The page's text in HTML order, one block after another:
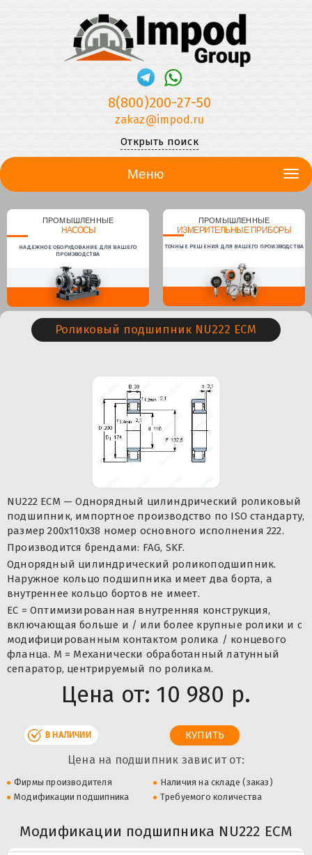
8(800)200-27-50
zakaz@impod.ru
Открыть поиск
Меню
ПРОМЫШЛЕННЫЕ
НАСОСЫ
НАДЕЖНОЕ ОБОРУДОВАНИЕ ДЛЯ ВАШЕГО
ПРОИЗВОДСТВА
ПРОМЫШЛЕННЫЕ
ИЗМЕРИТЕЛЬНЫЕ ПРИБОРЫ
ТОЧНЫЕ РЕШЕНИЯ ДЛЯ ВАШЕГО ПРОИЗВОДСТВА
Роликовый подшипник NU222 ECM
NU222 ECM — Однорядный цилиндрический роликовый
подшипник, импортное производство по ISO стандарту,
размер 200x110x38 номер основного исполнения 222.
Производится брендами: FAG, SKF.
Однорядный цилиндрический роликоподшипник.
Наружное кольцо подшипника имеет два борта, а
внутреннее кольцо бортов не имеет.
EC = Оптимизированная внутренняя конструкция,
включающая больше и / или более крупные ролики и с
модифицированным контактом ролика / концевого
фланца. M = Механически обработанный латунный
сепаратор, центрируемый по роликам.
Цена от: 10 980 р.
В НАЛИЧИИ
Цена на подшипник зависит от:
Фирмы производителя
Наличия на складе (заказ)
Модификации подшипника
Требуемого количества
Модификации подшипника NU222 ECM